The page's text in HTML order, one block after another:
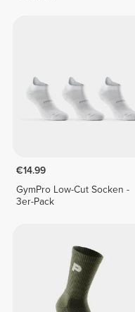
€14.99
GymPro Low-Cut Socken -
3er-Pack